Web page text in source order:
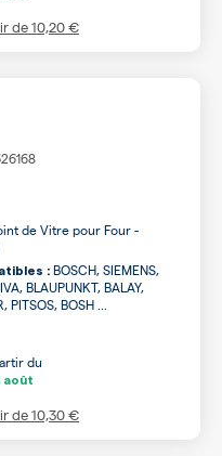
de10,20 €
de Vitre pour Four -
: BOSCH, SIEMENS,
BLAUPUNKT, BALAY,
PITSOS, BOSH ...
du
août
de10,30 €